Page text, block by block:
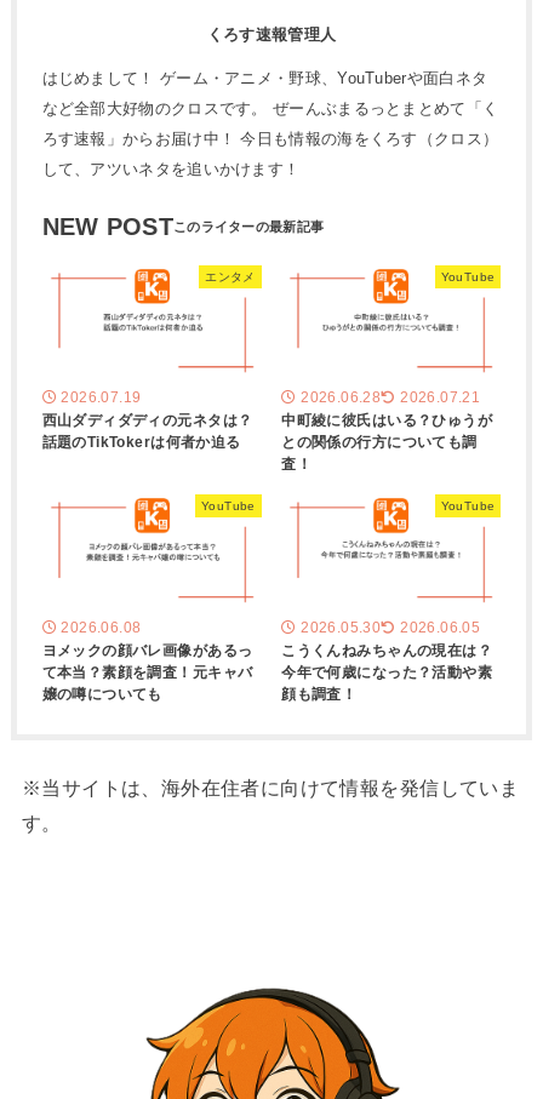
くろす速報管理人
はじめまして！ ゲーム・アニメ・野球、YouTuberや面白ネタ
など全部大好物のクロスです。 ぜーんぶまるっとまとめて「く
ろす速報」からお届け中！ 今日も情報の海をくろす（クロス）
して、アツいネタを追いかけます！
NEW POST
エンタメ
2026.07.19
西山ダディダディの元ネタは？
話題のTikTokerは何者か迫る
YouTube
2026.06.28 2026.07.21
中町綾に彼氏はいる？ひゅうが
との関係の行方についても調
査！
YouTube
2026.06.08
ヨメックの顔バレ画像があるっ
て本当？素顔を調査！元キャバ
嬢の噂についても
YouTube
2026.05.30 2026.06.05
こうくんねみちゃんの現在は？
今年で何歳になった？活動や素
顔も調査！
※当サイトは、海外在住者に向けて情報を発信していま
す。